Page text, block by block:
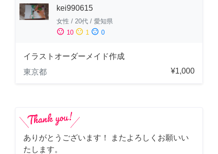
kei990615
女性 / 20代 / 愛知県
sentiment_satisfied 10 sentiment_neutral 1 sentiment_dissatisfied 0
イラストオーダーメイド作成
東京都
¥1,000
ありがとうございます！ またよろしくお願いい
たします。